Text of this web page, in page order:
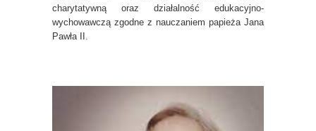
charytatywną oraz działalność edukacyjno-
wychowawczą zgodne z nauczaniem papieża Jana
Pawła II.